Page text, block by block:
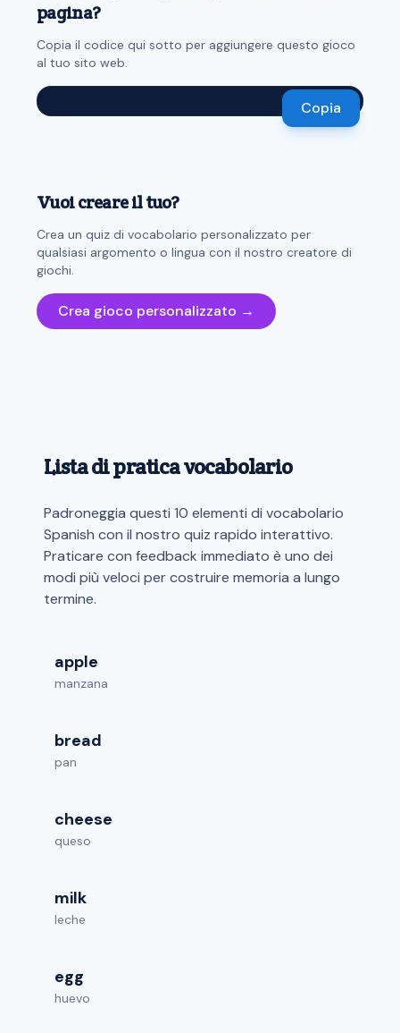
pagina?
Copia il codice qui sotto per aggiungere questo gioco
al tuo sito web.
Copia
Vuoi creare il tuo?
Crea un quiz di vocabolario personalizzato per
qualsiasi argomento o lingua con il nostro creatore di
giochi.
Crea gioco personalizzato →
Lista di pratica vocabolario
Padroneggia questi 10 elementi di vocabolario
Spanish con il nostro quiz rapido interattivo.
Praticare con feedback immediato è uno dei
modi più veloci per costruire memoria a lungo
termine.
apple
manzana
bread
pan
cheese
queso
milk
leche
egg
huevo